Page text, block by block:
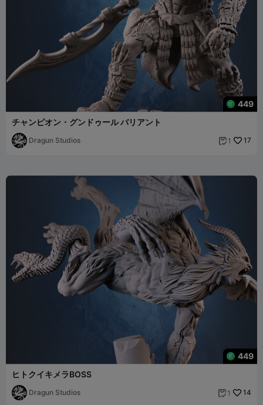
449
チャンピオン・グンドゥール バリアント
Dragun Studios  1 17
449
ヒトクイキメラBOSS
Dragun Studios  1 14